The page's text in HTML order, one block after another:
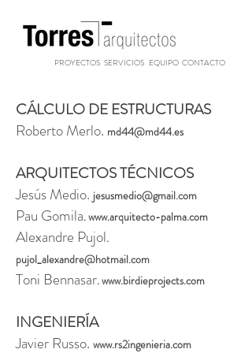
PROYECTOS SERVICIOS EQUIPO CONTACTO
CÁLCULO DE ESTRUCTURAS
Roberto Merlo. md44@md44.es
ARQUITECTOS TÉCNICOS
Jesús Medio. jesusmedio@gmail.com
Pau Gomila.www.arquitecto-palma.com
Alexandre Pujol.
pujol_alexandre@hotmail.com
Toni Bennasar.www.birdieprojects.com
INGENIERÍA
Javier Russo. www.rs2ingenieria.com